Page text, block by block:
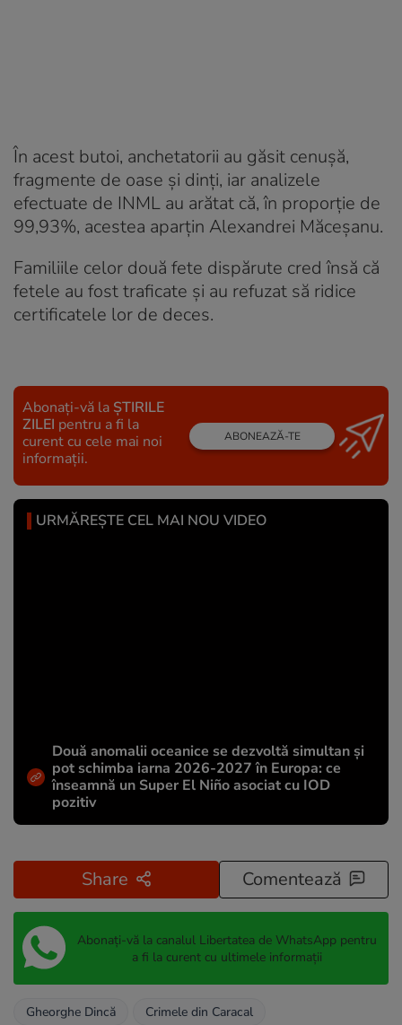
În acest butoi, anchetatorii au găsit cenușă,
fragmente de oase și dinți, iar analizele
efectuate de INML au arătat că, în proporție de
99,93%, acestea aparțin Alexandrei Măceșanu.
Familiile celor două fete dispărute cred însă că
fetele au fost traficate şi au refuzat să ridice
certificatele lor de deces.
Abonați-vă la ȘTIRILE
ZILEI pentru a fi la
curent cu cele mai noi
informații.
ABONEAZĂ-TE
URMĂREȘTE CEL MAI NOU VIDEO
Două anomalii oceanice se dezvoltă simultan și
pot schimba iarna 2026-2027 în Europa: ce
înseamnă un Super El Niño asociat cu IOD
pozitiv
Share Comentează
Abonați-vă la canalul Libertatea de WhatsApp pentru
a fi la curent cu ultimele informații
Gheorghe Dincă Crimele din Caracal